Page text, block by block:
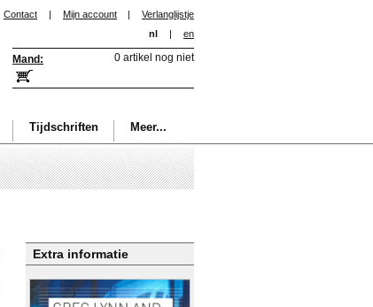
Contact | Mijn account |
Verlanglijstje
nl
| en
Mand: 0 artikel nog niet
Tijdschriften Meer...
Extra informatie